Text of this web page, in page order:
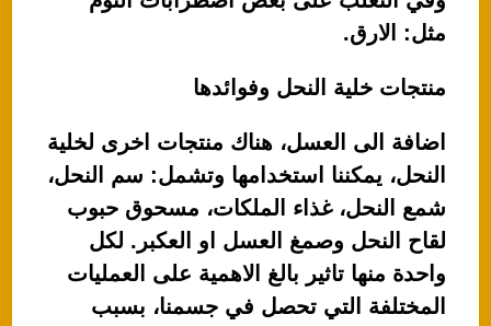
مثل: الارق.
منتجات خلية النحل وفوائدها
اضافة الى العسل، هناك منتجات اخرى لخلية
النحل، يمكننا استخدامها وتشمل: سم النحل،
شمع النحل، غذاء الملكات، مسحوق حبوب
لقاح النحل وصمغ العسل او العكبر. لكل
واحدة منها تاثير بالغ الاهمية على العمليات
المختلفة التي تحصل في جسمنا، بسبب